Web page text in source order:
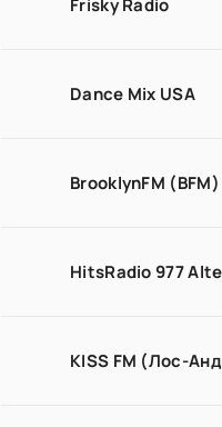
Dance Mix USA
BrooklynFM (BFM)
HitsRadio 977
KISS FM (Лос-